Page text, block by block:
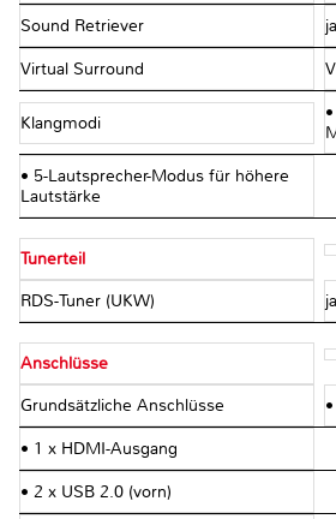
Sound Retriever ja
Virtual Surround
Klangmodi
• 5-Lautsprecher-Modus für höhere
Lautstärke
Tunerteil
RDS-Tuner (UKW) ja
Anschlüsse
Grundsätzliche Anschlüsse
• 1 x HDMI-Ausgang
• 2 x USB 2.0 (vorn)